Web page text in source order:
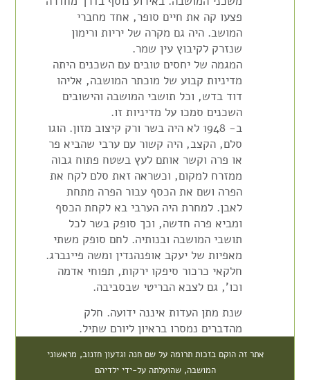
פצעו קה את חיים סופר, אחד מחברי
המושב. היה גם מקרה של יריות ורימון
שנזרק לקיבוץ עין שמר.
המגמה של יחסים טובים עם השכנים היתה
מדיניות קבוע של מוכתר המושבה, אליהו
דוד בדש, וכל תושבי המושבה והישובים
השכנים סמכו על מדיניות זו.
ב- 1948 לא היה בשר ורק קיצוב מזון. הוגו
סלם, הקצב, היה קשור עם ערבי שהביא פר
או פרה וקשר אותם לעץ בשטח פתוח גבוה
ממזרח למקום, וכשראה זאת סלם לקח את
הפרה ושם את הכסף עבור הפרה מתחת
לאבן. למחרת היה הערבי בא לקחת הכסף
ומביא פרה חדשה, וכך סופק בשר לכל
תושבי המושבה ובנותיה. לחם סופק משתי
מאפיות של יעקב אופנהנדין ומשה פיינברג.
חלקאי כרכור סיפקו ירקות, תפוחי אדמה
וכו', גם לצבא הבריטי שבסביבה.
שנת מתן העדות איננה ידועה. חלק
מהדברים נמסרו בראיון ליורם שתיל.
אתר זה הוקם בזכות תרומה על שם חנה וגדעון חזנוב, מראשוני
המושבה, שהועלתה על-ידי ילדיהם